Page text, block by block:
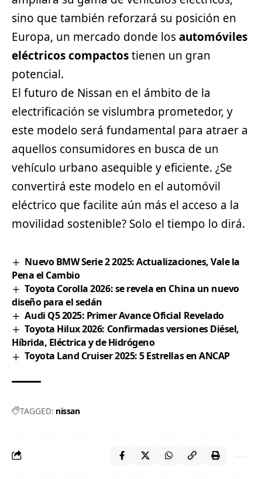
sino que también reforzará su posición en
Europa, un mercado donde losautomóviles
eléctricos compactostienen un gran
potencial.
El futuro de Nissan en el ámbito de la
electrificación se vislumbra prometedor, y
este modelo será fundamental para atraer a
aquellos consumidores en busca de un
vehículo urbano asequible y eficiente. ¿Se
convertirá este modelo en el automóvil
eléctrico que facilite aún más el acceso a la
movilidad sostenible? Solo el tiempo lo dirá.
Nuevo BMW Serie 2 2025: Actualizaciones, Vale la
Pena el Cambio
Toyota Corolla 2026: se revela en China un nuevo
diseño para el sedán
Audi Q5 2025: Primer Avance Oficial Revelado
Toyota Hilux 2026: Confirmadas versiones Diésel,
Híbrida, Eléctrica y de Hidrógeno
Toyota Land Cruiser 2025: 5 Estrellas en ANCAP
TAGGED: nissan